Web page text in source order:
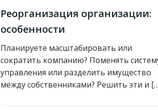
Реорганизация организации:
особенности
Планируете масштабировать или
сократить компанию? Поменять
управления или разделить имущество
между собственниками? Решить эти и